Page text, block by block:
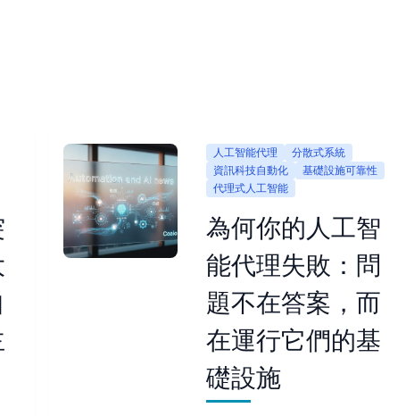
人工智能代理
分散式系統
資訊科技自動化
基礎設施可靠性
代理式人工智能
為何你的人工智
能代理失敗：問
題不在答案，而
在運行它們的基
礎設施